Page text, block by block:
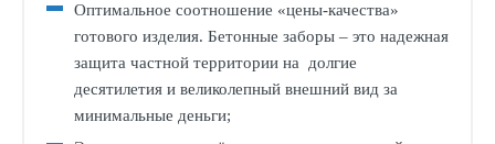
Оптимальное соотношение «цены-качества»
готового изделия. Бетонные заборы – это надежная
защита частной территории на долгие
десятилетия и великолепный внешний вид за
минимальные деньги;